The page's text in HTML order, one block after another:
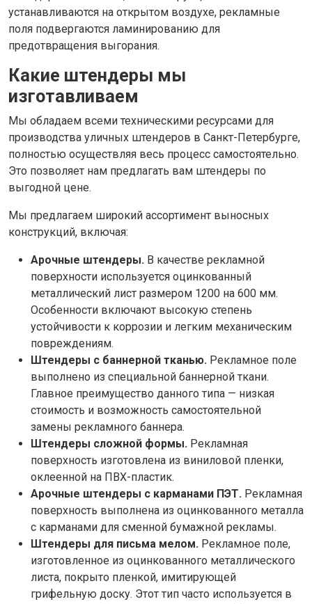
устанавливаются на открытом воздухе, рекламные
поля подвергаются ламинированию для
предотвращения выгорания.
Какие штендеры мы
изготавливаем
Мы обладаем всеми техническими ресурсами для
производства уличных штендеров в Санкт-Петербурге,
полностью осуществляя весь процесс самостоятельно.
Это позволяет нам предлагать вам штендеры по
выгодной цене.
Мы предлагаем широкий ассортимент выносных
конструкций, включая:
Арочные штендеры. В качестве рекламной
поверхности используется оцинкованный
металлический лист размером 1200 на 600 мм.
Особенности включают высокую степень
устойчивости к коррозии и легким механическим
повреждениям.
Штендеры с баннерной тканью. Рекламное поле
выполнено из специальной баннерной ткани.
Главное преимущество данного типа — низкая
стоимость и возможность самостоятельной
замены рекламного баннера.
Штендеры сложной формы. Рекламная
поверхность изготовлена из виниловой пленки,
оклеенной на ПВХ-пластик.
Арочные штендеры с карманами ПЭТ. Рекламная
поверхность выполнена из оцинкованного металла
с карманами для сменной бумажной рекламы.
Штендеры для письма мелом. Рекламное поле,
изготовленное из оцинкованного металлического
листа, покрыто пленкой, имитирующей
грифельную доску. Этот тип часто используется в